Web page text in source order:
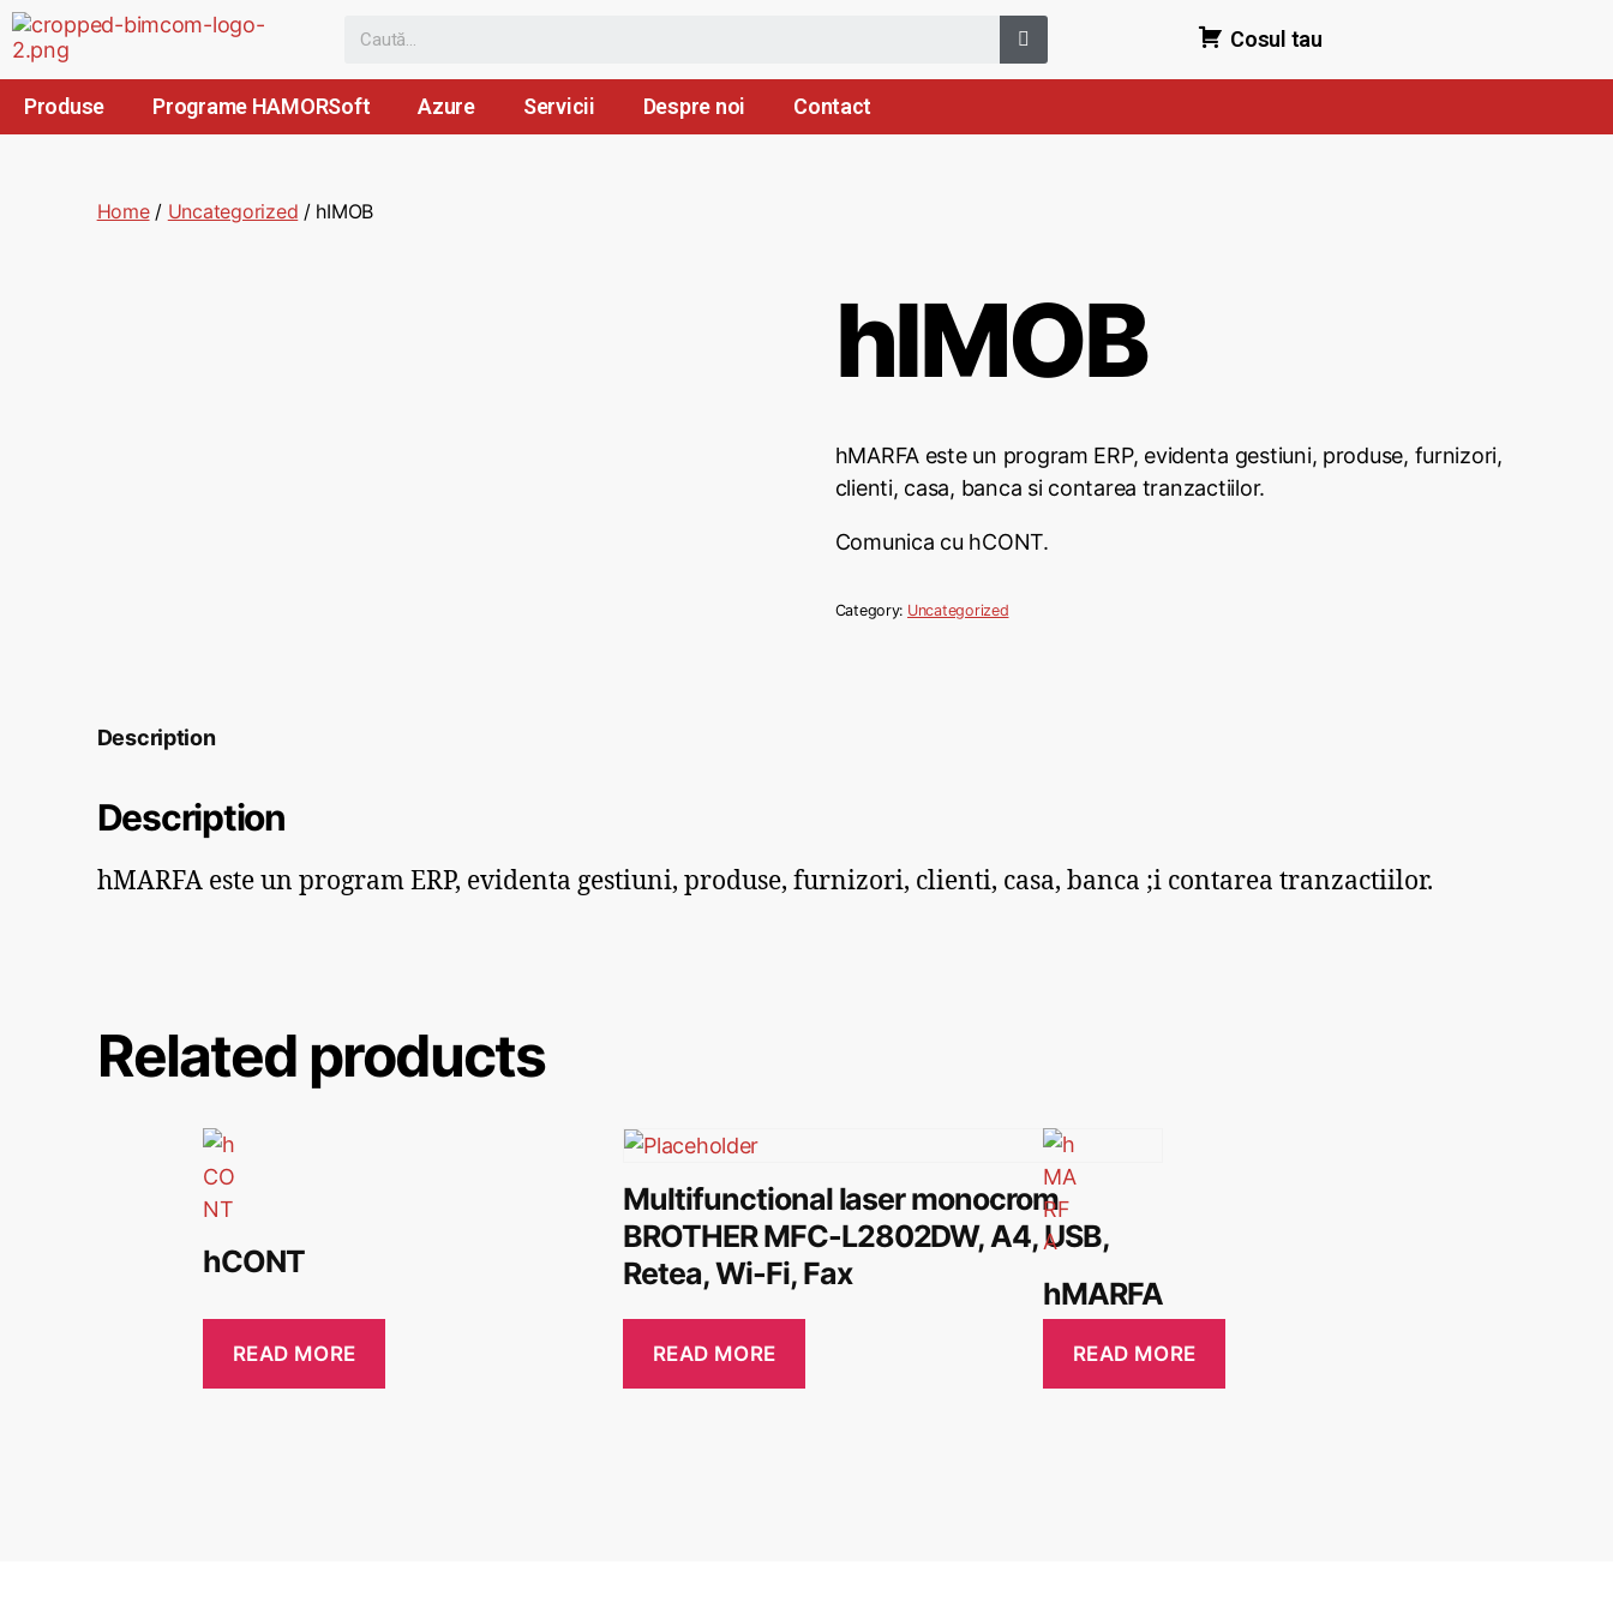
Cosul tau
Produse Programe HAMORSoft Azure Servicii Despre noi Contact
Home/ Uncategorized / hIMOB
hIMOB
hMARFA este un program ERP, evidenta gestiuni, produse, furnizori,
clienti, casa, banca si contarea tranzactiilor.
Comunica cu hCONT.
Category: Uncategorized
Description
Description
hMARFA este un program ERP, evidenta gestiuni, produse, furnizori, clienti, casa, banca ;i contarea tranzactiilor.
Related products
hCONT
READ MORE
Multifunctional laser monocrom
BROTHER MFC-L2802DW, A4, USB,
Retea, Wi-Fi, Fax
READ MORE
hMARFA
READ MORE